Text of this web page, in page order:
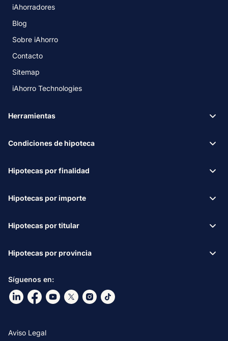
Síguenos en:
Ir a nuestro Linkdin
Ir a nuestro Facebook
Ir a nuestro canal de Youtube
Ir a nuestro X
Ir a nuestro Instagram
Ir a nuestro TikTok
Aviso Legal
iAhorradores
Blog
Sobre iAhorro
Contacto
Sitemap
iAhorro Technologies
Herramientas
Condiciones de hipoteca
Hipotecas por finalidad
Hipotecas por importe
Hipotecas por titular
Hipotecas por provincia